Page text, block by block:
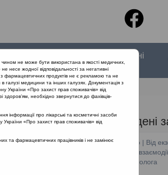
Спеціальні
випуски
деякі засади
Проведені
SHDM.info | Від
алгоритм
та дерматолога
не може бути використана в якості медичних,
несе жодної відповідальності за негативні
фармацевтичних продуктів не є рекламою та не
галузі медицини та інших галузях. Документація з
України «Про захист прав споживачів» від
необхідно звернутися до фахівців-
про лікарські та косметичні засоби
України «Про захист прав споживачів» від
та фармацевтичних працівників і не замінює